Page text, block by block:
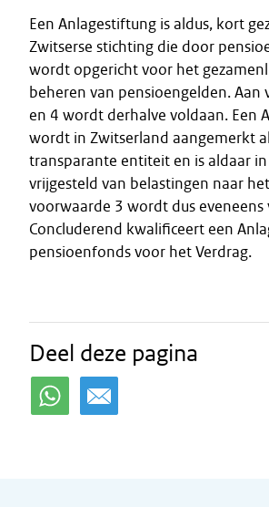
Een Anlagestiftung is aldus, kort
Zwitserse stichting die door
wordt opgericht voor het
beheren van pensioengelden. Aan
en 4 wordt derhalve voldaan. Een
wordt in Zwitserland aangemerkt
transparante entiteit en is aldaar
vrijgesteld van belastingen naar
voorwaarde 3 wordt dus eveneens
Concluderend kwalificeert een
pensioenfonds voor het Verdrag.
Deel deze pagina